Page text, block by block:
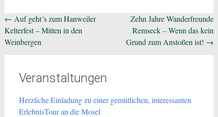
Beitragsnavigation
← Auf geht´s zum Hanweiler
Kelterfest – Mitten in den
Weinbergen
Zehn Jahre Wanderfreunde
Remseck – Wenn das kein
Grund zum Anstoßen ist! →
Veranstaltungen
Herzliche Einladung zu einer gemütlichen, interessanten
ErlebnisTour an die Mosel